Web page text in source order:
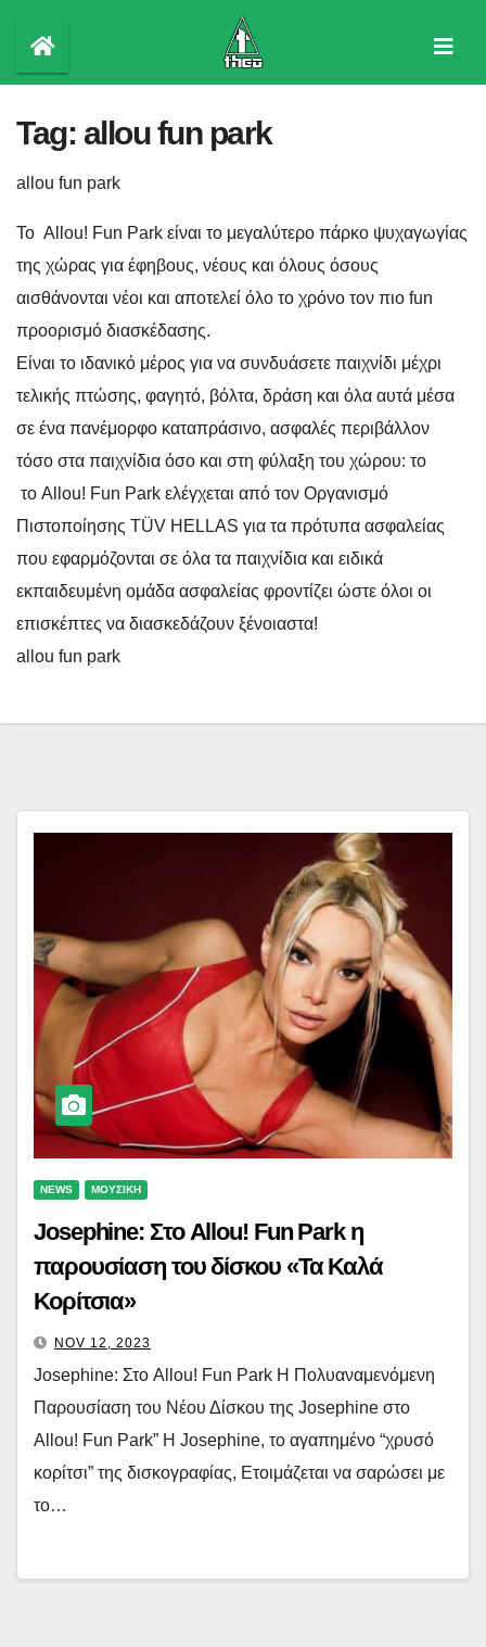
content
Tag: allou fun park
allou fun park
Το Allou! Fun Park είναι το μεγαλύτερο πάρκο ψυχαγωγίας
της χώρας για έφηβους, νέους και όλους όσους
αισθάνονται νέοι και αποτελεί όλο το χρόνο τον πιο fun
προορισμό διασκέδασης.
Είναι το ιδανικό μέρος για να συνδυάσετε παιχνίδι μέχρι
τελικής πτώσης, φαγητό, βόλτα, δράση και όλα αυτά μέσα
σε ένα πανέμορφο καταπράσινο, ασφαλές περιβάλλον
τόσο στα παιχνίδια όσο και στη φύλαξη του χώρου: το
το Allou! Fun Park ελέγχεται από τον Οργανισμό
Πιστοποίησης TÜV HELLAS για τα πρότυπα ασφαλείας
που εφαρμόζονται σε όλα τα παιχνίδια και ειδικά
εκπαιδευμένη ομάδα ασφαλείας φροντίζει ώστε όλοι οι
επισκέπτες να διασκεδάζουν ξένοιαστα!
allou fun park
NEWS ΜΟΥΣΙΚΗ
Josephine: Στο Allou! Fun Park η
παρουσίαση του δίσκου «Τα Καλά
Κορίτσια»
NOV 12, 2023
Josephine: Στο Allou! Fun Park Η Πολυαναμενόμενη
Παρουσίαση του Νέου Δίσκου της Josephine στο
Allou! Fun Park” Η Josephine, το αγαπημένο “χρυσό
κορίτσι” της δισκογραφίας, Ετοιμάζεται να σαρώσει με
το…